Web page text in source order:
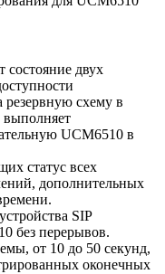
состояние двух
резервную схему в
выполняет
UCM6510 в
статус всех
дополнительных
SIP
без перерывов.
от 10 до 50 секунд,
оконечных